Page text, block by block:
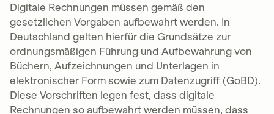
Digitale Rechnungen müssen gemäß den
gesetzlichen Vorgaben aufbewahrt werden. In
Deutschland gelten hierfür die Grundsätze zur
ordnungsmäßigen Führung und Aufbewahrung von
Büchern, Aufzeichnungen und Unterlagen in
elektronischer Form sowie zum Datenzugriff (GoBD).
Diese Vorschriften legen fest, dass digitale
Rechnungen so aufbewahrt werden müssen, dass